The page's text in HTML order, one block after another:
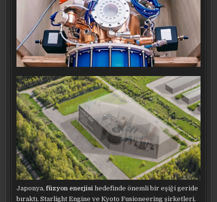
Japonya, füzyon enerjisihedefinde önemli bir eşiği geride
bıraktı. Starlight Engine ve Kyoto Fusioneering şirketleri,